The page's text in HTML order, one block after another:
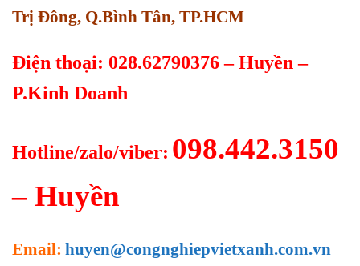
Trị Đông, Q.Bình Tân, TP.HCM
Điện thoại: 028.62790376 – Huyền –
P.Kinh Doanh
Hotline/zalo/viber: 098.442.3150
– Huyền
Email: huyen@congnghiepvietxanh.com.vn